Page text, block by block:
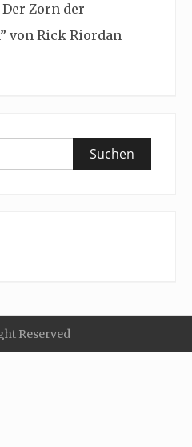
Der Zorn der
von Rick Riordan
Reserved